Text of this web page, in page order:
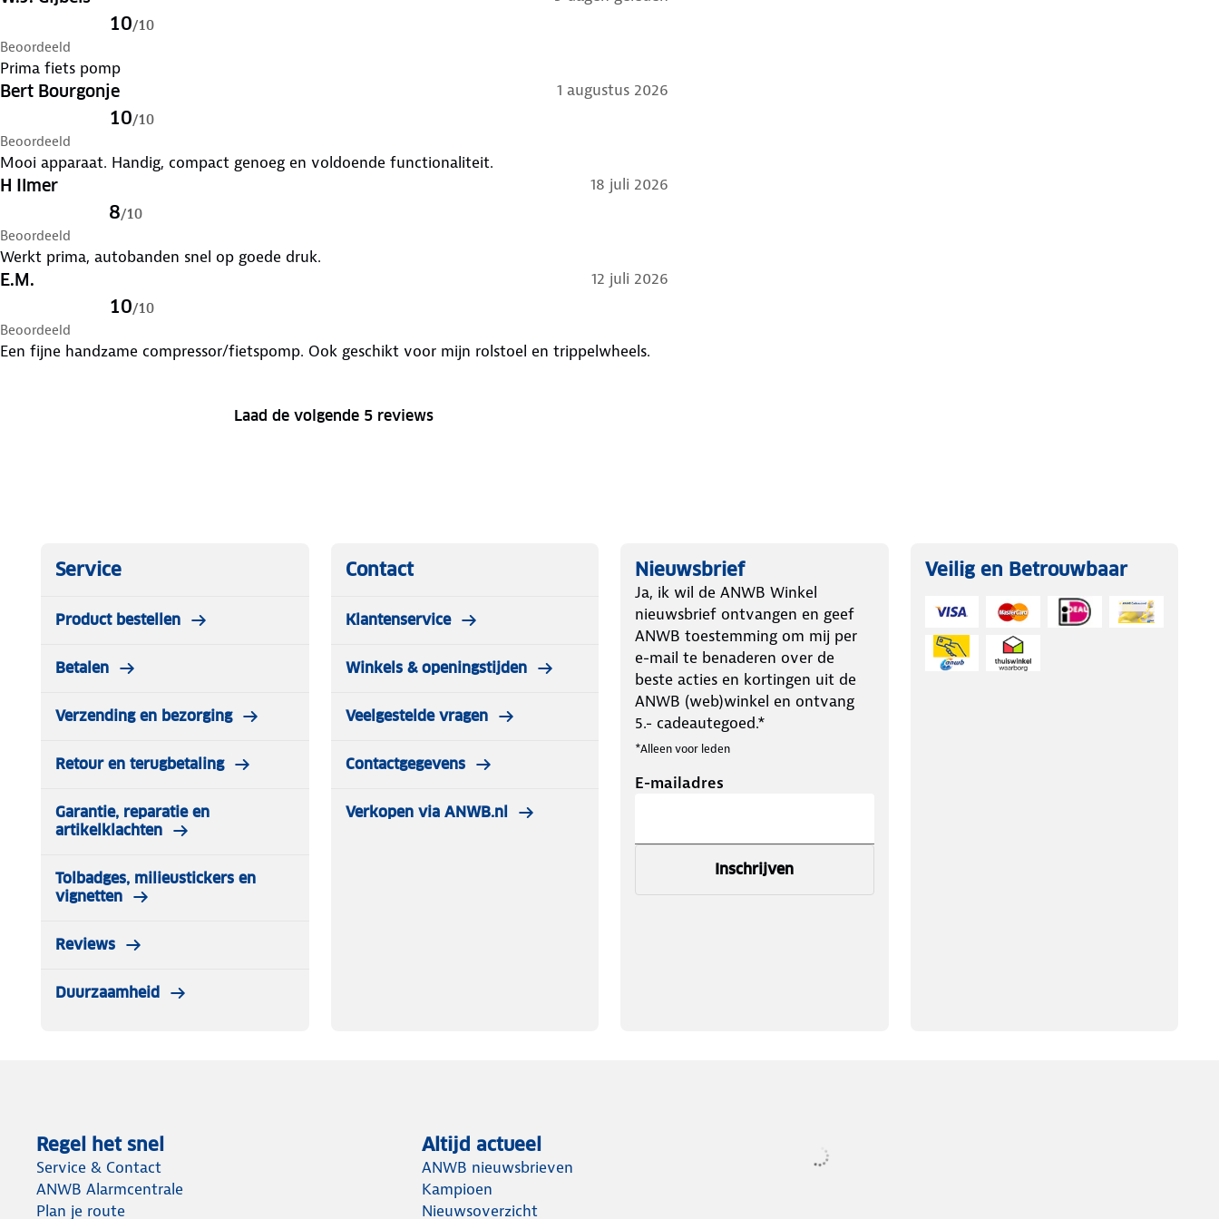
10/10
Beoordeeld
Prima fiets pomp
Bert Bourgonje 1 augustus 2026
10/10
Beoordeeld
Mooi apparaat. Handig, compact genoeg en voldoende functionaliteit.
H Ilmer 18 juli 2026
8/10
Beoordeeld
Werkt prima, autobanden snel op goede druk.
E.M. 12 juli 2026
10/10
Beoordeeld
Een fijne handzame compressor/fietspomp. Ook geschikt voor mijn rolstoel en trippelwheels.
Laad de volgende 5 reviews
Service
Product bestellen
Betalen
Verzending en bezorging
Retour en terugbetaling
Garantie, reparatie en
artikelklachten
Tolbadges, milieustickers en
vignetten
Reviews
Duurzaamheid
Contact
Klantenservice
Winkels & openingstijden
Veelgestelde vragen
Contactgegevens
Verkopen via ANWB.nl
Nieuwsbrief
Ja, ik wil de ANWB Winkel
nieuwsbrief ontvangen en geef
ANWB toestemming om mij per
e-mail te benaderen over de
beste acties en kortingen uit de
ANWB (web)winkel en ontvang
5.- cadeautegoed.*
*Alleen voor leden
E-mailadres
Inschrijven
Veilig en Betrouwbaar
Regel het snel
Service & Contact
ANWB Alarmcentrale
Plan je route
Altijd actueel
ANWB nieuwsbrieven
Kampioen
Nieuwsoverzicht